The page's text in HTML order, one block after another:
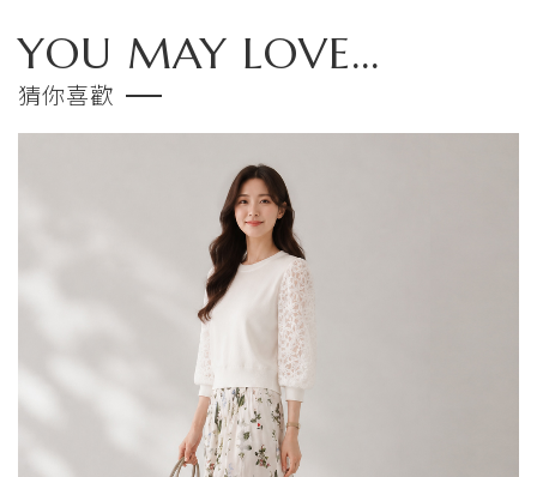
YOU MAY LOVE...
猜你喜歡